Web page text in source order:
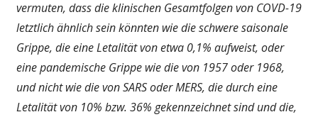
vermuten, dass die klinischen Gesamtfolgen von COVD-19
letztlich ähnlich sein könnten wie die schwere saisonale
Grippe, die eine Letalität von etwa 0,1% aufweist, oder
eine pandemische Grippe wie die von 1957 oder 1968,
und nicht wie die von SARS oder MERS, die durch eine
Letalität von 10% bzw. 36% gekennzeichnet sind und die,